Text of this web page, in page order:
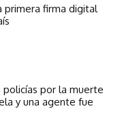
primera firma digital
policías por la muerte
y una agente fue